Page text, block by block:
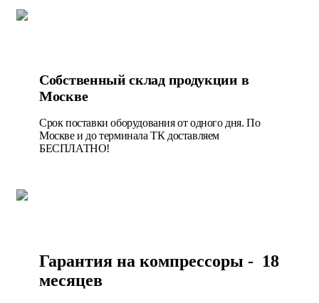
Собственный склад продукции в
Москве
Срок поставки оборудования от одного дня. По
Москве и до терминала ТК доставляем
БЕСПЛАТНО!
Гарантия на компрессоры - 18
месяцев